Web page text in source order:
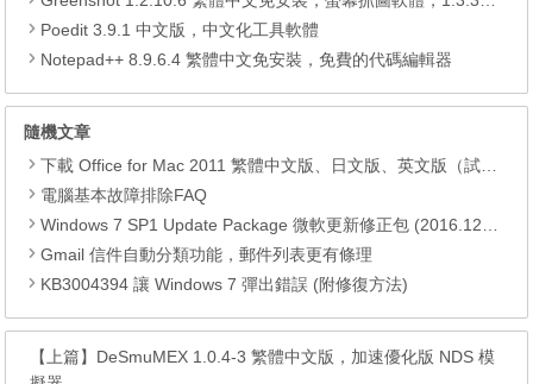
Poedit 3.9.1 中文版，中文化工具軟體
Notepad++ 8.9.6.4 繁體中文免安裝，免費的代碼編輯器
隨機文章
下載 Office for Mac 2011 繁體中文版、日文版、英文版（試用版）
電腦基本故障排除FAQ
Windows 7 SP1 Update Package 微軟更新修正包 (2016.12月份)
Gmail 信件自動分類功能，郵件列表更有條理
KB3004394 讓 Windows 7 彈出錯誤 (附修復方法)
【上篇】 DeSmuMEX 1.0.4-3 繁體中文版，加速優化版 NDS 模